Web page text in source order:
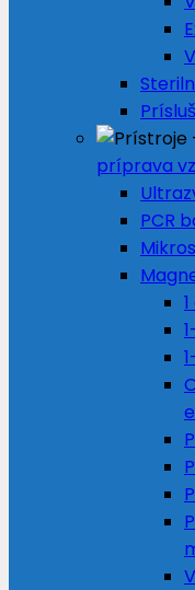
príprava
PCR